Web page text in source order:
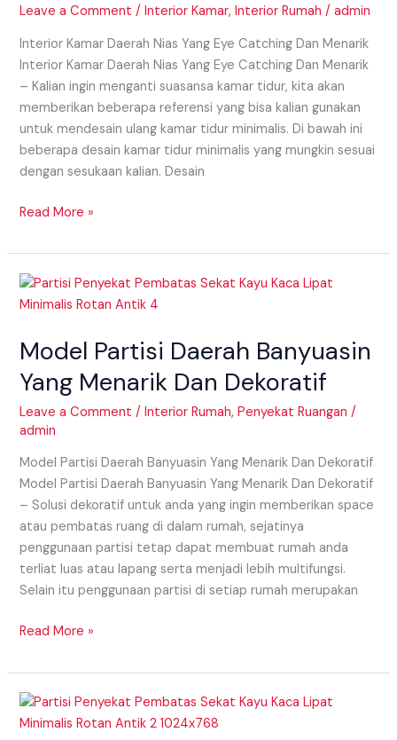
Leave a Comment /Interior Kamar,Interior Rumah /admin
Interior Kamar Daerah Nias Yang Eye Catching Dan Menarik
Interior Kamar Daerah Nias Yang Eye Catching Dan Menarik
– Kalian ingin menganti suasansa kamar tidur, kita akan
memberikan beberapa referensi yang bisa kalian gunakan
untuk mendesain ulang kamar tidur minimalis. Di bawah ini
beberapa desain kamar tidur minimalis yang mungkin sesuai
dengan sesukaan kalian. Desain
Eye
Dan
Menarik
Read More »
Model Partisi Daerah Banyuasin
Yang Menarik Dan Dekoratif
Leave a Comment /Interior Rumah,Penyekat Ruangan /
admin
Model Partisi Daerah Banyuasin Yang Menarik Dan Dekoratif
Model Partisi Daerah Banyuasin Yang Menarik Dan Dekoratif
– Solusi dekoratif untuk anda yang ingin memberikan space
atau pembatas ruang di dalam rumah, sejatinya
penggunaan partisi tetap dapat membuat rumah anda
terliat luas atau lapang serta menjadi lebih multifungsi.
Selain itu penggunaan partisi di setiap rumah merupakan
Model
Partisi
Banyuasin
Menarik
Dan
Dekoratif
Read More »
Model
Partisi